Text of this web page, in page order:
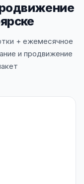
+ ежемесячное
и продвижение